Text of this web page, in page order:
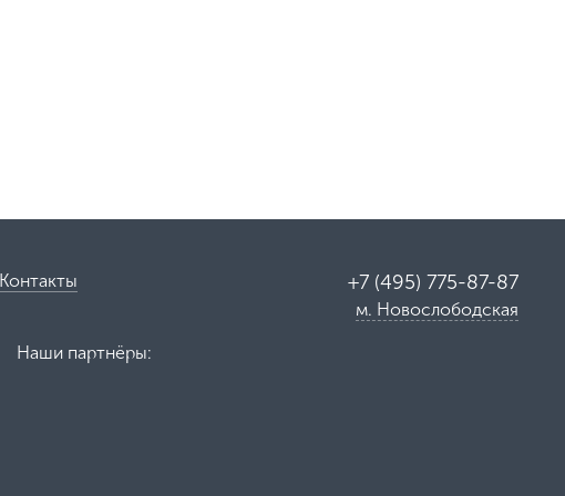
+7 (495) 775-87-87
м. Новослободская
Контакты
Наши партнёры: